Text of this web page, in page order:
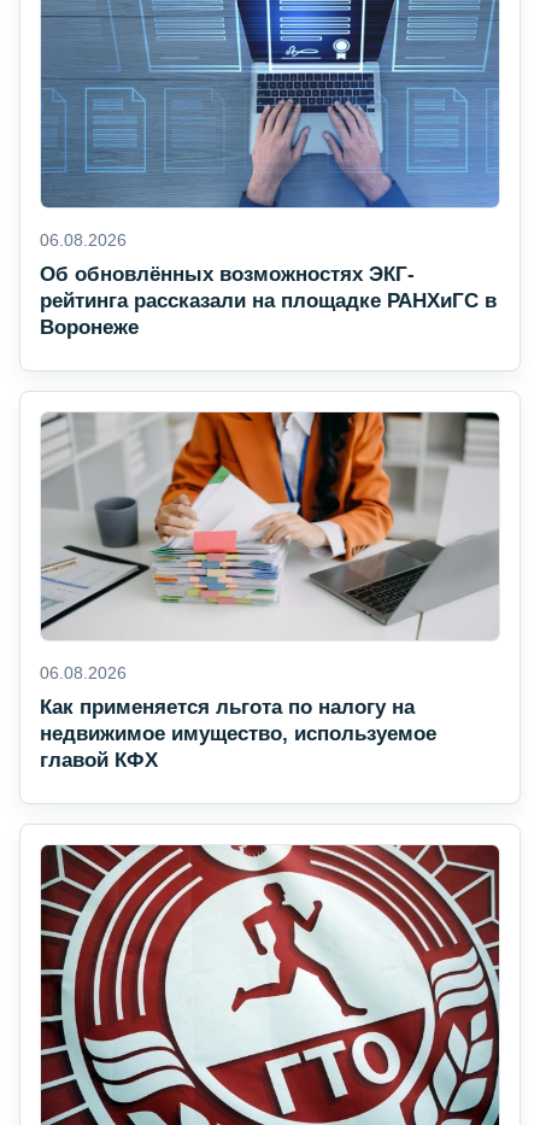
06.08.2026
Об обновлённых возможностях ЭКГ-
рейтинга рассказали на площадке РАНХиГС в
Воронеже
06.08.2026
Как применяется льгота по налогу на
недвижимое имущество, используемое
главой КФХ